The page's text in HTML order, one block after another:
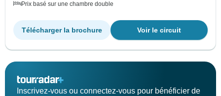
Prix basé sur une chambre double
Voir le circuit
Télécharger la brochure
Inscrivez-vous ou connectez-vous pour bénéficier de